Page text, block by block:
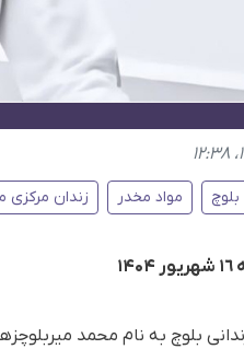
بلوچ مواد مخدر زندان مرکزی
بلوچ بە نام محمد